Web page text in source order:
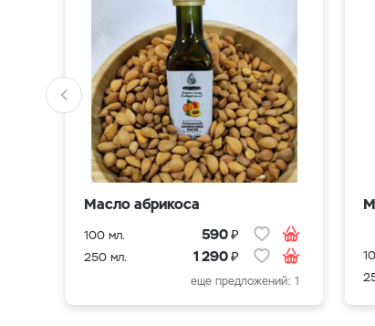
Масло абрикоса
100 мл. 590₽
250 мл. 1 290₽
еще предложений: 1